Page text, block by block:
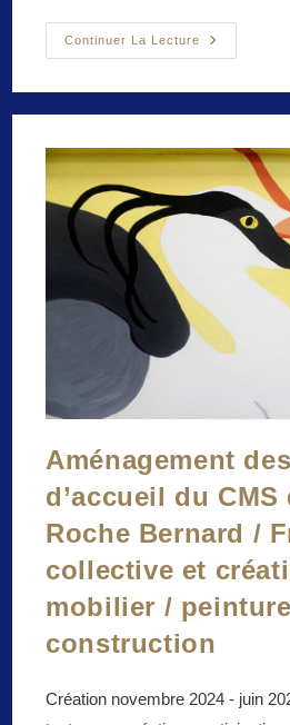
Continuer La Lecture
Marion
La
Fresque
Et
Design
Textile
Participatif
/
Peinture
Couture
Aménagement
d’accueil du CMS
Roche Bernard /
collective et
mobilier /
construction
Création novembre 2024 - juin